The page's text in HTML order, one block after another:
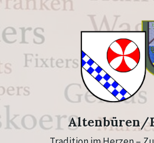
Skip
content
Skip
footer
Altenbüren/